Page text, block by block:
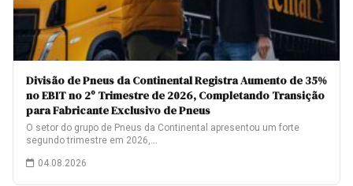
Divisão de Pneus da Continental Registra Aumento de 35%
no EBIT no 2º Trimestre de 2026, Completando Transição
para Fabricante Exclusivo de Pneus
O setor do grupo de Pneus da Continental apresentou um forte
segundo trimestre em 2026,…
04.08.2026